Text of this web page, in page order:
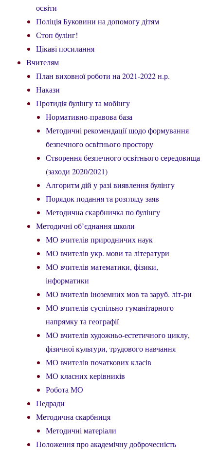
освіти
Поліція Буковини на допомогу дітям
Стоп булінг!
Цікаві посилання
Вчителям
План виховної роботи на 2021-2022 н.р.
Накази
Протидія булінгу та мобінгу
Нормативно-правова база
Методичні рекомендації щодо формування
безпечного освітнього простору
Створення безпечного освітнього середовища
(заходи 2020/2021)
Алгоритм дій у разі виявлення булінгу
Порядок подання та розгляду заяв
Методична скарбничка по булінгу
Методичні об’єднання школи
МО вчителів природничих наук
МО вчителів укр. мови та літератури
МО вчителів математики, фізики,
інформатики
МО вчителів іноземних мов та заруб. літ-ри
МО вчителів суспільно-гуманітарного
напрямку та географії
МО вчителів художньо-естетичного циклу,
фізичної культури, трудового навчання
МО вчителів початкових класів
МО класних керівників
Робота МО
Педради
Методична скарбниця
Методичні матеріали
Положення про академічну доброчесність